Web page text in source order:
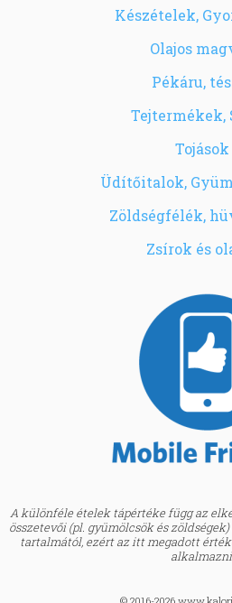
Készételek,
Olajos
Pékáru,
Tejtermékek,
Tojások
Üdítőitalok,
Zöldségfélék,
Zsírok és
A különféle ételek tápértéke függ az
összetevői (pl. gyümölcsök és
tartalmától, ezért az itt megadott